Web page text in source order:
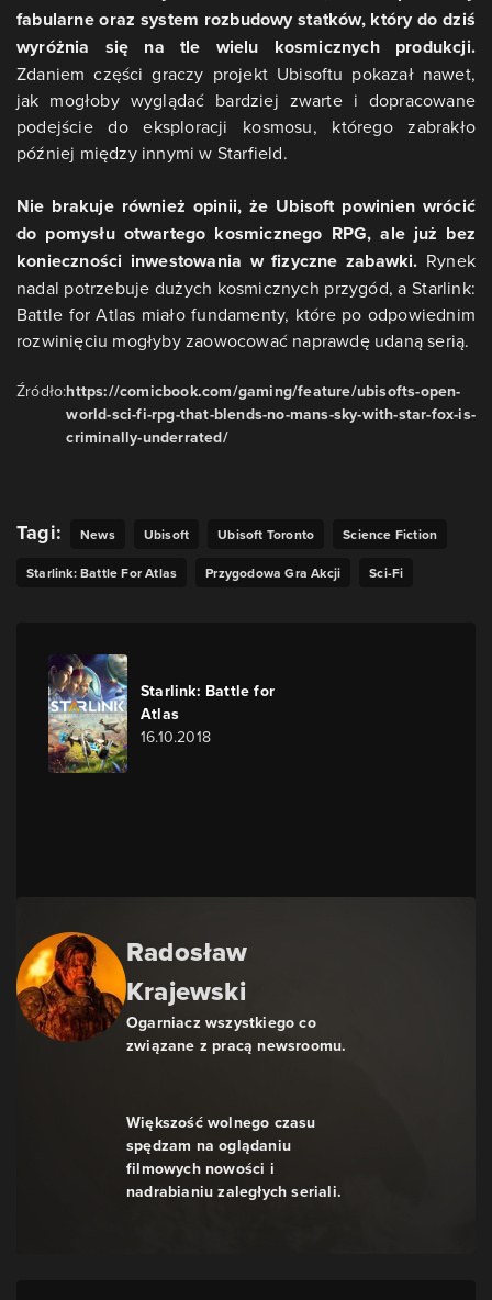
fabularne oraz system rozbudowy statków, który do dziś
wyróżnia się na tle wielu kosmicznych produkcji.
Zdaniem części graczy projekt Ubisoftu pokazał nawet,
jak mogłoby wyglądać bardziej zwarte i dopracowane
podejście do eksploracji kosmosu, którego zabrakło
później między innymi w Starfield.
Nie brakuje również opinii, że Ubisoft powinien wrócić
do pomysłu otwartego kosmicznego RPG, ale już bez
konieczności inwestowania w fizyczne zabawki. Rynek
nadal potrzebuje dużych kosmicznych przygód, a Starlink:
Battle for Atlas miało fundamenty, które po odpowiednim
rozwinięciu mogłyby zaowocować naprawdę udaną serią.
Źródło:https://comicbook.com/gaming/feature/ubisofts-open-
world-sci-fi-rpg-that-blends-no-mans-sky-with-star-fox-is-
criminally-underrated/
Tagi: News Ubisoft Ubisoft Toronto Science Fiction
Starlink: Battle For Atlas Przygodowa Gra Akcji Sci-Fi
Radosław
Krajewski
Ogarniacz wszystkiego co
związane z pracą newsroomu.
Większość wolnego czasu
spędzam na oglądaniu
filmowych nowości i
nadrabianiu zaległych seriali.
Starlink: Battle for
Atlas
16.10.2018